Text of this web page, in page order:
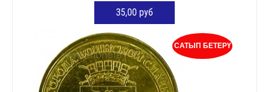
35,00 руб
КӘРҖИНГӘ ӨСТӘҮ
САТЫП БЕТЕРҮ